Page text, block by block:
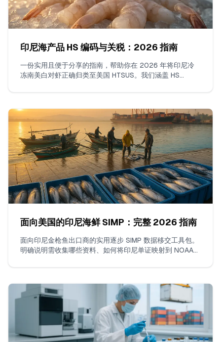
印尼海产品 HS 编码与关税：2026 指南
一份实用且便于分享的指南，帮助你在 2026 年将印尼冷
冻南美白对虾正确归类至美国 HTSUS。我们涵盖 HS
面向美国的印尼海鲜 SIMP：完整 2026 指南
面向印尼金枪鱼出口商的实用逐步 SIMP 数据移交工具包。
明确说明需收集哪些资料、如何将印尼单证映射到 NOAA